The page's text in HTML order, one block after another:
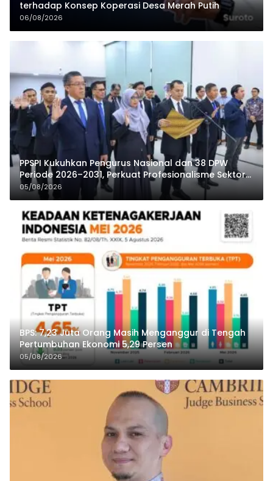
terhadap Konsep Koperasi Desa Merah Putih
06/08/2026
PPSPI Kukuhkan Pengurus Nasional dan 38 DPW
Periode 2026–2031, Perkuat Profesionalisme Sektor
Publik
05/08/2026
BPS: 7,23 Juta Orang Masih Menganggur di Tengah
Pertumbuhan Ekonomi 5,29 Persen
05/08/2026